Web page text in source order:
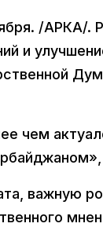
/АРКА/.
и
чем
важную